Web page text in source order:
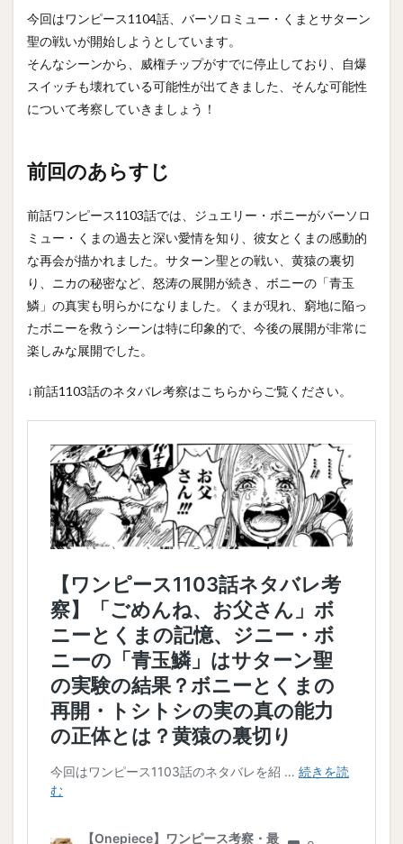
今回はワンピース1104話、バーソロミュー・くまとサターン
聖の戦いが開始しようとしています。
そんなシーンから、威権チップがすでに停止しており、自爆
スイッチも壊れている可能性が出てきました、そんな可能性
について考察していきましょう！
前回のあらすじ
前話ワンピース1103話では、ジュエリー・ボニーがバーソロ
ミュー・くまの過去と深い愛情を知り、彼女とくまの感動的
な再会が描かれました。サターン聖との戦い、黄猿の裏切
り、ニカの秘密など、怒涛の展開が続き、ボニーの「青玉
鱗」の真実も明らかになりました。くまが現れ、窮地に陥っ
たボニーを救うシーンは特に印象的で、今後の展開が非常に
楽しみな展開でした。
↓前話1103話のネタバレ考察はこちらからご覧ください。